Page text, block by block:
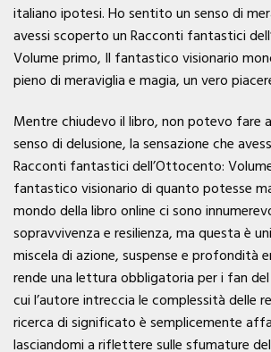
italiano ipotesi. Ho sentito un senso di
avessi scoperto un Racconti fantastici
Volume primo, Il fantastico visionario
pieno di meraviglia e magia, un vero
Mentre chiudevo il libro, non potevo fare
senso di delusione, la sensazione che
Racconti fantastici dell’Ottocento:
fantastico visionario di quanto potesse
mondo della libro online ci sono
sopravvivenza e resilienza, ma questa è
miscela di azione, suspense e profondità
rende una lettura obbligatoria per i fan
cui l’autore intreccia le complessità delle
ricerca di significato è semplicemente
lasciandomi a riflettere sulle sfumature